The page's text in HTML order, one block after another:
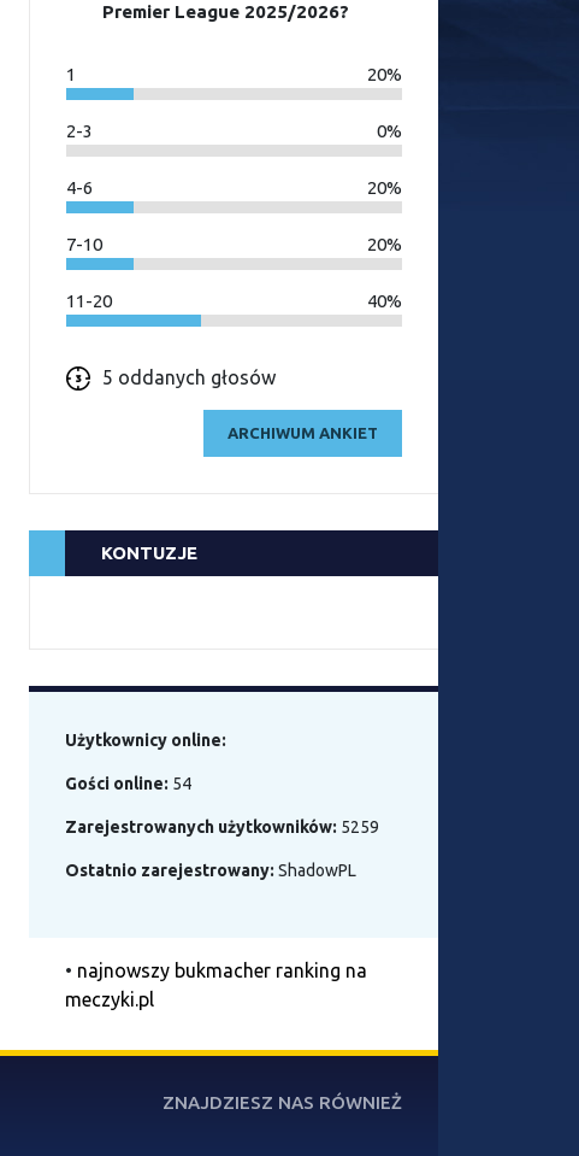
Premier League 2025/2026?
1 20%
2-3 0%
4-6 20%
7-10 20%
11-20 40%
5 oddanych głosów
ARCHIWUM ANKIET
KONTUZJE
Użytkownicy online:
Gości online: 54
Zarejestrowanych użytkowników: 5259
Ostatnio zarejestrowany: ShadowPL
• najnowszy bukmacher ranking na
meczyki.pl
ZNAJDZIESZ NAS RÓWNIEŻ